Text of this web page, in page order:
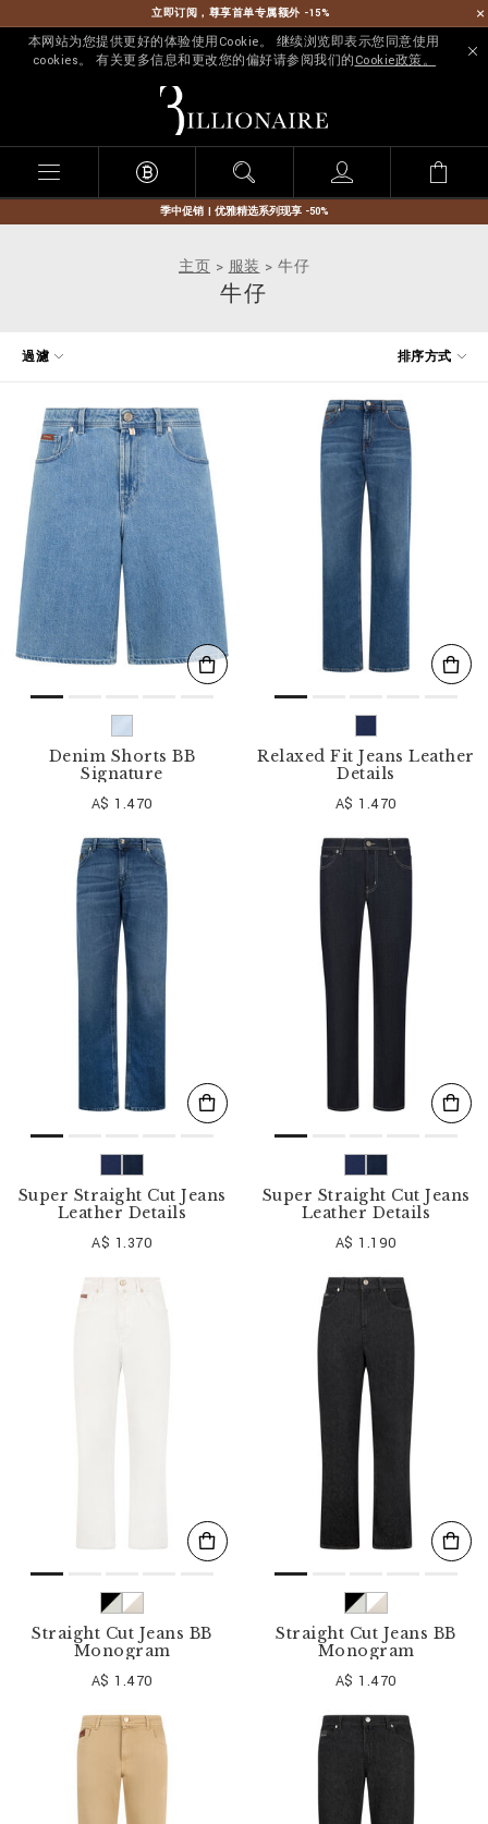
立即订阅，尊享首单专属额外 -15%
本网站为您提供更好的体验使用Cookie。 继续浏览即表示您同意使用
cookies。 有关更多信息和更改您的偏好请参阅我们的 Cookie政策。
l
l
o
n
季中促销 | 优雅精选系列现享 -50%
主页 服装 牛仔
牛仔
排序方式
過濾
Denim Shorts BB
Signature
A$ 1.470
Relaxed Fit Jeans Leather
Details
A$ 1.470
Super Straight Cut Jeans
Leather Details
A$ 1.370
Super Straight Cut Jeans
Leather Details
A$ 1.190
Straight Cut Jeans BB
Monogram
A$ 1.470
Straight Cut Jeans BB
Monogram
A$ 1.470